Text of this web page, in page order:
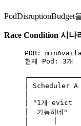
PodDisruptionBudget
Race Condition 시나
PDB:
현재 Pod: 3개
│ Scheduler
│ "1개 evict
│  가능하네"